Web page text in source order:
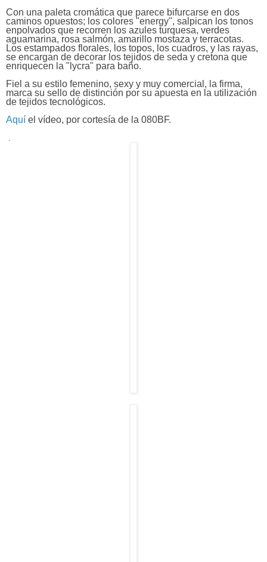
Con una paleta cromática que parece bifurcarse en dos
caminos opuestos; los colores "energy", salpican los tonos
enpolvados que recorren los azules turquesa, verdes
aguamarina, rosa salmón, amarillo mostaza y terracotas.
Los estampados florales, los topos, los cuadros, y las rayas,
se encargan de decorar los tejidos de seda y cretona que
enriquecen la "lycra" para baño.
Fiel a su estilo femenino, sexy y muy comercial, la firma,
marca su sello de distinción por su apuesta en la utilización
de tejidos tecnológicos.
Aquí el vídeo, por cortesía de la 080BF.